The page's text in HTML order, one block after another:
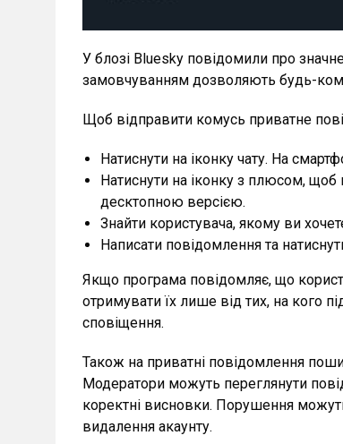
У блозі Bluesky повідомили про
замовчуванням дозволяють будь-
Щоб відправити комусь приватне
Натиснути на іконку чату. На
Натиснути на іконку з плюсом, щоб
десктопною версією.
Знайти користувача, якому ви
Написати повідомлення та
Якщо програма повідомляє, що
отримувати їх лише від тих, на кого
сповіщення.
Також на приватні повідомлення
Модератори можуть переглянути
коректні висновки. Порушення
видалення акаунту.